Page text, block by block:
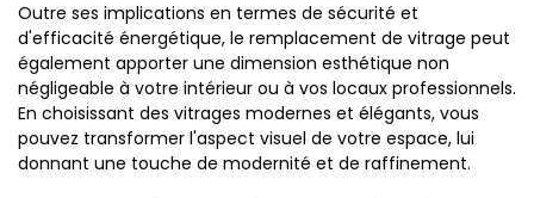
Outre ses implications en termes de sécurité et
d'efficacité énergétique, le remplacement de vitrage peut
également apporter une dimension esthétique non
négligeable à votre intérieur ou à vos locaux professionnels.
En choisissant des vitrages modernes et élégants, vous
pouvez transformer l'aspect visuel de votre espace, lui
donnant une touche de modernité et de raffinement.